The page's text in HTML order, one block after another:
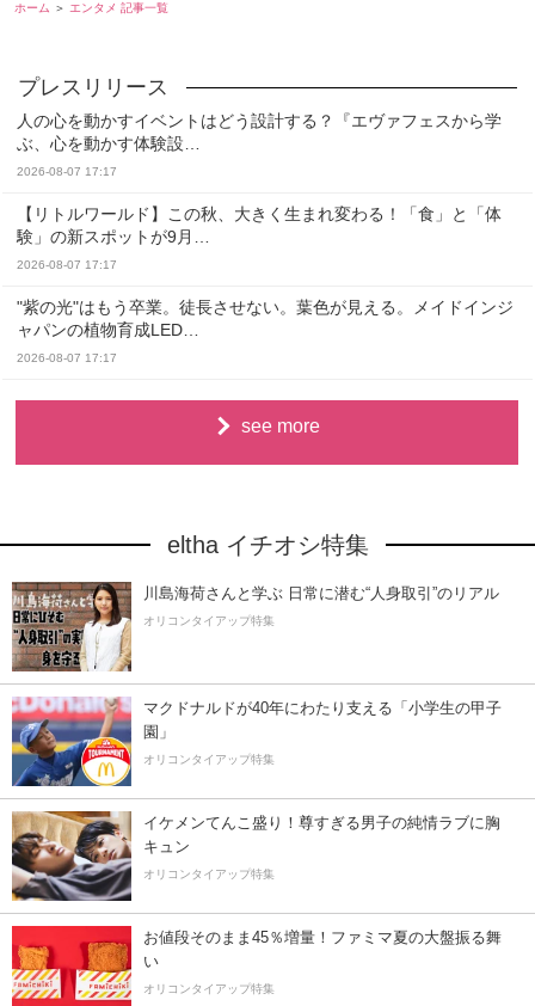
ホーム エンタメ 記事一覧
人の心を動かすイベントはどう設計する？『エヴァフェスから学
ぶ、心を動かす体験設…
2026-08-07 17:17
【リトルワールド】この秋、大きく生まれ変わる！「食」と「体
験」の新スポットが9月…
2026-08-07 17:17
"紫の光"はもう卒業。徒長させない。葉色が見える。メイドインジ
ャパンの植物育成LED…
2026-08-07 17:17
see more
eltha イチオシ特集
川島海荷さんと学ぶ 日常に潜む“人身取引”のリアル
オリコンタイアップ特集
マクドナルドが40年にわたり支える「小学生の甲子
園」
オリコンタイアップ特集
イケメンてんこ盛り！尊すぎる男子の純情ラブに胸
キュン
オリコンタイアップ特集
お値段そのまま45％増量！ファミマ夏の大盤振る舞
い
オリコンタイアップ特集